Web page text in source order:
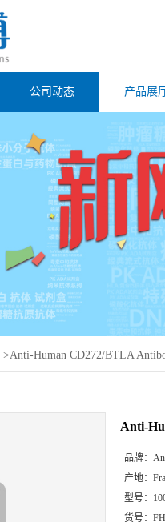
公司动态 产品展
>Anti-Human CD272/BTLA
Anti-
品牌：
产地：
型号：
货号：